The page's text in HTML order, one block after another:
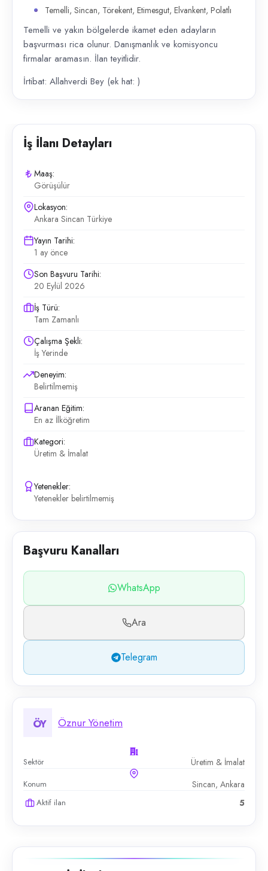
Temelli, Sincan, Törekent, Etimesgut, Elvankent, Polatlı
Temelli ve yakın bölgelerde ikamet eden adayların
başvurması rica olunur. Danışmanlık ve komisyoncu
firmalar aramasın. İlan teyitlidir.
İrtibat: Allahverdi Bey (ek hat: )
İş İlanı Detayları
Maaş:
Görüşülür
Lokasyon:
Ankara Sincan Türkiye
Yayın Tarihi:
1 ay önce
Son Başvuru Tarihi:
20 Eylül 2026
İş Türü:
Tam Zamanlı
Çalışma Şekli:
İş Yerinde
Deneyim:
Belirtilmemiş
Aranan Eğitim:
En az İlköğretim
Kategori:
Üretim & İmalat
Yetenekler:
Yetenekler belirtilmemiş
Başvuru Kanalları
WhatsApp
Ara
Telegram
ÖY Öznur Yönetim
Sektör Üretim & İmalat
Konum Sincan, Ankara
Aktif ilan 5